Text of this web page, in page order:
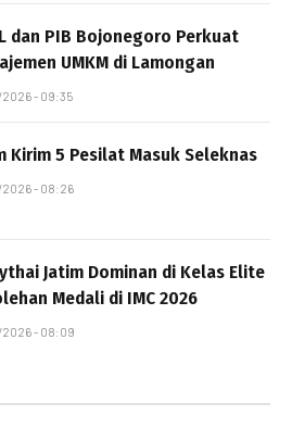
dan PIB Bojonegoro Perkuat
UMKM di Lamongan
- 09:35
Kirim 5 Pesilat Masuk Seleknas
2026 - 08:26
Jatim Dominan di Kelas Elite
Medali di IMC 2026
2026 - 08:09